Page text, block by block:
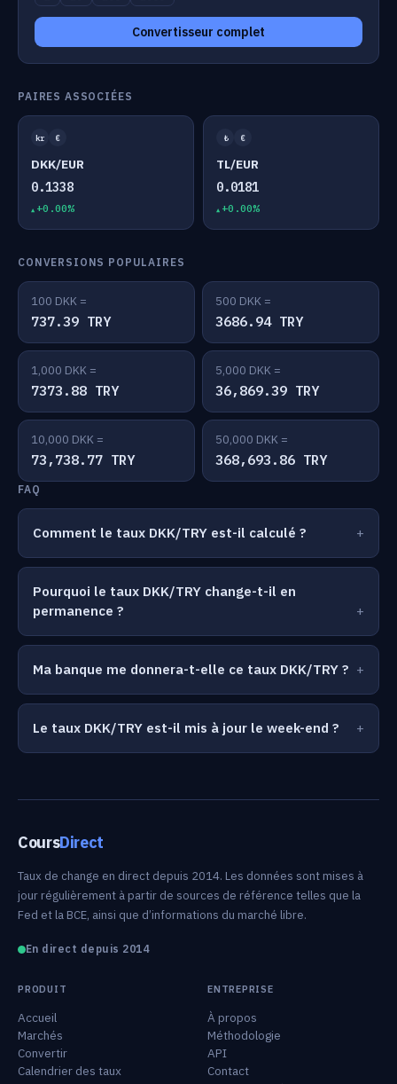
Convertisseur complet
PAIRES ASSOCIÉES
kr €
DKK/EUR
0.1338
+0.00%
₺ €
TL/EUR
0.0181
+0.00%
CONVERSIONS POPULAIRES
100 DKK =
737.39 TRY
500 DKK =
3686.94 TRY
1,000 DKK =
7373.88 TRY
5,000 DKK =
36,869.39 TRY
10,000 DKK =
73,738.77 TRY
50,000 DKK =
368,693.86 TRY
FAQ
Comment le taux DKK/TRY est-il calculé ?
Pourquoi le taux DKK/TRY change-t-il en
permanence ?
Ma banque me donnera-t-elle ce taux DKK/TRY ?
Le taux DKK/TRY est-il mis à jour le week-end ?
CoursDirect
Taux de change en direct depuis 2014. Les données sont mises à
jour régulièrement à partir de sources de référence telles que la
Fed et la BCE, ainsi que d’informations du marché libre.
En direct depuis 2014
PRODUIT
Accueil
Marchés
Convertir
Calendrier des taux
ENTREPRISE
À propos
Méthodologie
API
Contact